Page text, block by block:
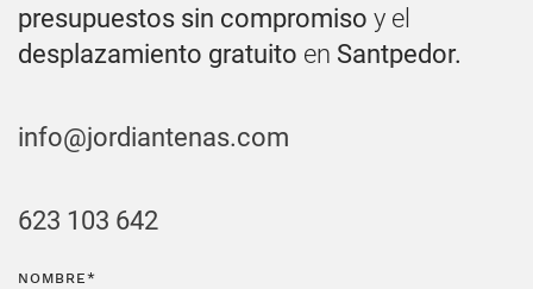
presupuestos sin compromiso y el
desplazamiento gratuito en Santpedor.
info@jordiantenas.com
623 103 642
NOMBRE*